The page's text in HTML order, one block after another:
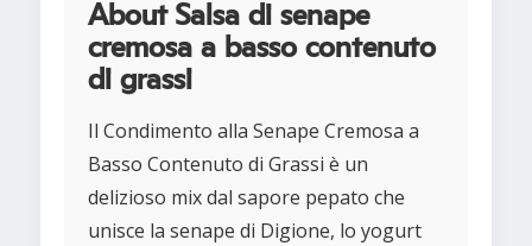
About Salsa di senape
cremosa a basso contenuto
di grassi
Il Condimento alla Senape Cremosa a
Basso Contenuto di Grassi è un
delizioso mix dal sapore pepato che
unisce la senape di Digione, lo yogurt